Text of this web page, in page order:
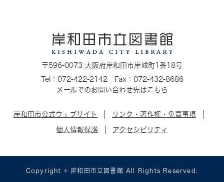
〒596-0073 大阪府岸和田市岸城町1番18号
Tel：072-422-2142 Fax：072-432-8686
メールでのお問い合わせ先はこちら
岸和田市公式ウェブサイト リンク・著作権・免責事項
個人情報保護 アクセシビリティ
Copyright © 岸和田市立図書館 All Rights Reserved.